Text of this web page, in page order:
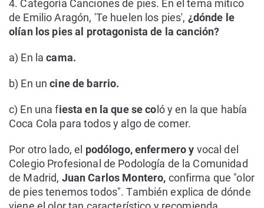
4. Categoría Canciones de pies. En el tema mítico
de Emilio Aragón, 'Te huelen los pies', ¿dónde le
olían los pies al protagonista de la canción?
a) En la cama.
b) En un cine de barrio.
c) En una fiesta en la que se co ló y en la que había
Coca Cola para todos y algo de comer.
Por otro lado, el podólogo, enfermero y vocal del
Colegio Profesional de Podología de la Comunidad
de Madrid, Juan Carlos Montero, confirma que "olor
de pies tenemos todos". También explica de dónde